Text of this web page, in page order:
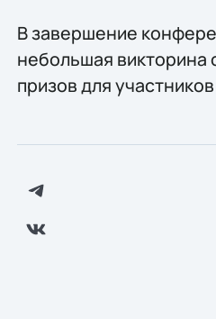
В завершение
небольшая
призов для